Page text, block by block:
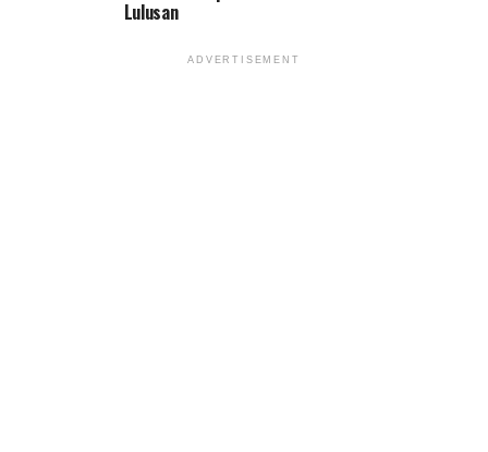
Lulusan
ADVERTISEMENT